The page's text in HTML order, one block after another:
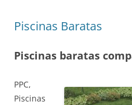
Piscinas Baratas
Piscinas baratas
PPC,
Piscinas